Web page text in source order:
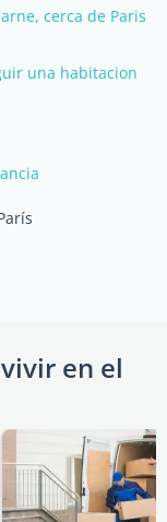
cerca de Paris
una habitacion
en el